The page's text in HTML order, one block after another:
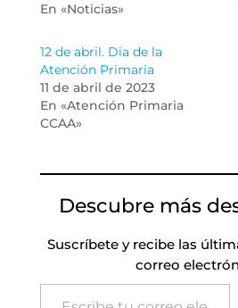
En «Noticias»
12 de abril. Dia de la
Atención Primaria
11 de abril de 2023
En «Atención Primaria
CCAA»
Descubre más
Suscríbete y recibe las
correo
Escribe tu correo electrónico…